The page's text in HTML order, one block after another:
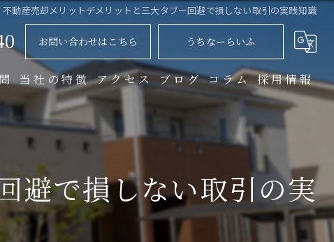
不動産売却メリットデメリットと三大タブー回避で損しない取引の実践知識
お問い合わせはこちら うちなーらいふ
当社の特徴
土地
不動産買取
不動産購入
アクセス ブログ コラム 採用情報
避で損しない取引の実